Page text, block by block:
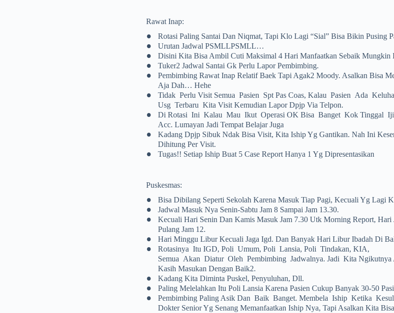
Rawat Inap:
• Rotasi Paling Santai Dan Niqmat, Tapi Klo Lagi “sial” Bisa Bikin Pusing
• Urutan Jadwal PSMLLPSMLL…
• Disini Kita Bisa Ambil Cuti Maksimal 4 Hari Manfaatkan Sebaik Mungkin
• Tuker2 Jadwal Santai Gk Perlu Lapor Pembimbing.
•
Pembimbing Rawat Inap Relatif Baek Tapi Agak2 Moody. Asalkan Bisa
Aja Dah… Hehe
•
Tidak Perlu Visit Semua Pasien Spt Pas Coas, Kalau Pasien Ada
Usg Terbaru Kita Visit Kemudian Lapor Dpjp Via Telpon.
•
Di Rotasi Ini Kalau Mau Ikut Operasi OK Bisa Banget Kok Tinggal
Acc. Lumayan Jadi Tempat Belajar Juga
•
Kadang Dpjp Sibuk Ndak Bisa Visit, Kita Iship Yg Gantikan. Nah Ini
Dihitung Per Visit.
• Tugas!! Setiap Iship Buat 5 Case Report Hanya 1 Yg Dipresentasikan
Puskesmas:
• Bisa Dibilang Seperti Sekolah Karena Masuk Tiap Pagi, Kecuali Yg Lagi
• Jadwal Masuk Nya Senin-Sabtu Jam 8 Sampai Jam 13.30.
•
Kecuali Hari Senin Dan Kamis Masuk Jam 7.30 Utk Morning Report, Hari
Pulang Jam 12.
• Hari Minggu Libur Kecuali Jaga Igd. Dan Banyak Hari Libur Ibadah Di
•
Rotasinya Itu IGD, Poli Umum, Poli Lansia, Poli Tindakan, KIA,
Semua Akan Diatur Oleh Pembimbing Jadwalnya. Jadi Kita Ngikutnya
Kasih Masukan Dengan Baik2.
• Kadang Kita Diminta Puskel, Penyuluhan, Dll.
• Paling Melelahkan Itu Poli Lansia Karena Pasien Cukup Banyak 30-50
•
Pembimbing Paling Asik Dan Baik Banget. Membela Iship Ketika
Dokter Senior Yg Senang Memanfaatkan Iship Nya, Tapi Asalkan Kita